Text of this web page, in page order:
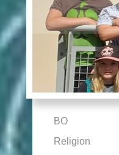
BO
Religion